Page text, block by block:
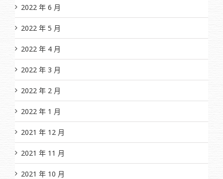
2022 年 6 月
2022 年 5 月
2022 年 4 月
2022 年 3 月
2022 年 2 月
2022 年 1 月
2021 年 12 月
2021 年 11 月
2021 年 10 月